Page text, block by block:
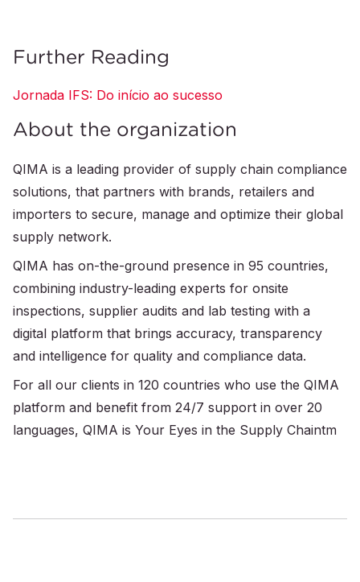
Further Reading
Jornada IFS: Do início ao sucesso
About the organization
QIMA is a leading provider of supply chain compliance
solutions, that partners with brands, retailers and
importers to secure, manage and optimize their global
supply network.
QIMA has on-the-ground presence in 95 countries,
combining industry-leading experts for onsite
inspections, supplier audits and lab testing with a
digital platform that brings accuracy, transparency
and intelligence for quality and compliance data.
For all our clients in 120 countries who use the QIMA
platform and benefit from 24/7 support in over 20
languages, QIMA is Your Eyes in the Supply Chaintm